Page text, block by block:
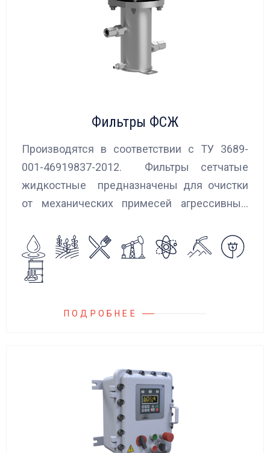
Фильтры ФСЖ
Производятся в соответствии с ТУ 3689-
001-46919837-2012. Фильтры сетчатые
жидкостные предназначены для очистки
от механических примесей агрессивных,
и суспензий. Фильтры устанавливаются
на всасывающих линиях дозировочных
насосных агрегатов и установок.
ПОДРОБНЕЕ